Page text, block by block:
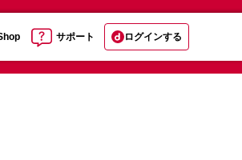
サポート ログインする